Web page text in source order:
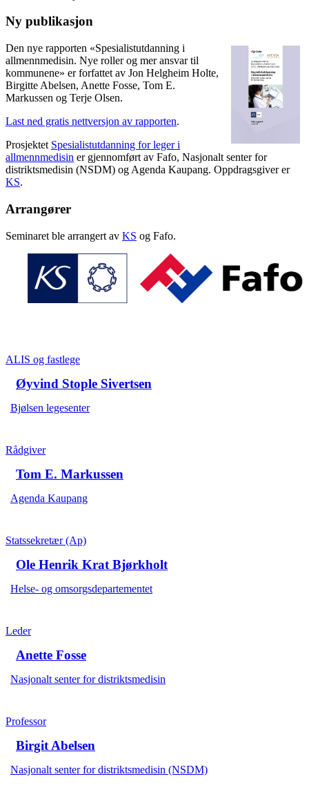
Ny publikasjon
Den nye rapporten «Spesialistutdanning i
allmennmedisin. Nye roller og mer ansvar til
kommunene» er forfattet av Jon Helgheim Holte,
Birgitte Abelsen, Anette Fosse, Tom E.
Markussen og Terje Olsen.
Last ned gratis nettversjon av rapporten.
Prosjektet Spesialistutdanning for leger i
allmennmedisin er gjennomført av Fafo, Nasjonalt senter for
distriktsmedisin (NSDM) og Agenda Kaupang. Oppdragsgiver er
KS.
Arrangører
Seminaret ble arrangert av KS og Fafo.
ALIS og fastlege
Øyvind Stople Sivertsen
Bjølsen legesenter
Rådgiver
Tom E. Markussen
Agenda Kaupang
Statssekretær (Ap)
Ole Henrik Krat Bjørkholt
Helse- og omsorgsdepartementet
Leder
Anette Fosse
Nasjonalt senter for distriktsmedisin
Professor
Birgit Abelsen
Nasjonalt senter for distriktsmedisin (NSDM)